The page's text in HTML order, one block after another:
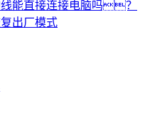
能直接连接电脑吗？
出厂模式